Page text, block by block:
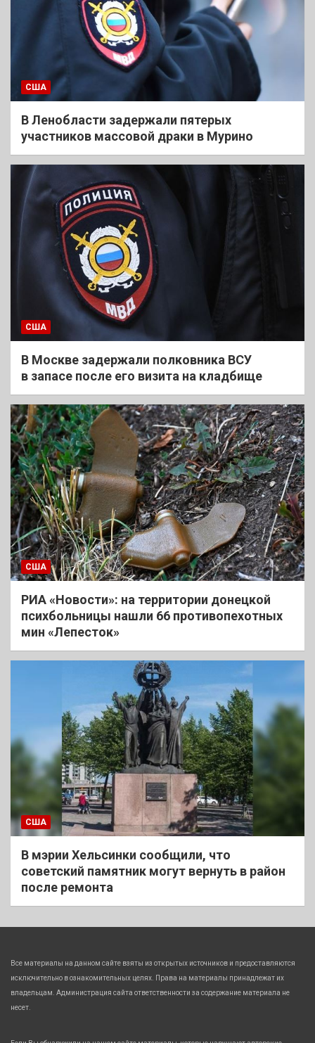
США
В Ленобласти задержали пятерых
участников массовой драки в Мурино
США
В Москве задержали полковника ВСУ
в запасе после его визита на кладбище
США
РИА «Новости»: на территории донецкой
психбольницы нашли 66 противопехотных
мин «Лепесток»
США
В мэрии Хельсинки сообщили, что
советский памятник могут вернуть в район
после ремонта
Все материалы на данном сайте взяты из открытых источников и предоставляются
исключительно в ознакомительных целях. Права на материалы принадлежат их
владельцам. Администрация сайта ответственности за содержание материала не
несет.